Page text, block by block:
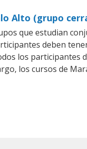
Alto (grupo
que estudian
deben
los
los cursos de